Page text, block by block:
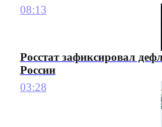
08:13
Росстат зафиксировал
России
03:28